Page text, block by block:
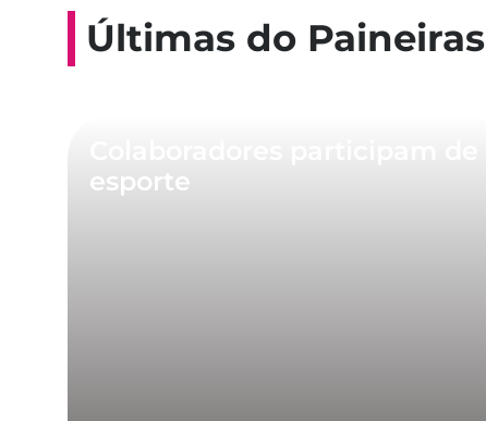
Últimas do Paineiras
esporte